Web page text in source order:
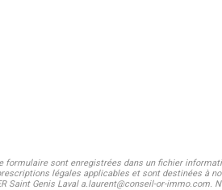
sont enregistrées dans un fichier
légales applicables et sont destinées à
Saint Genis Laval a.laurent@conseil-or-